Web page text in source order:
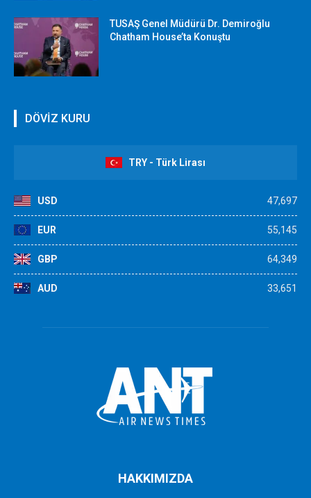
TUSAŞ Genel Müdürü Dr. Demiroğlu
Chatham House’ta Konuştu
DÖVİZ KURU
TRY - Türk Lirası
USD 47,697
EUR 55,145
GBP 64,349
AUD 33,651
HAKKIMIZDA